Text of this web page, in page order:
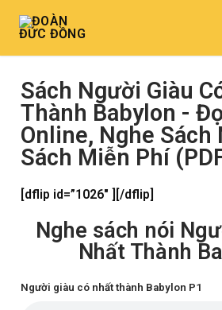
Sách Người Giàu
Thành Babylon -
Online, Nghe Sách
Sách Miễn Phí
[dflip id=”1026″ ][/dflip]
Nghe sách nói
Nhất Thành
Người giàu có nhất thành Babylon P1